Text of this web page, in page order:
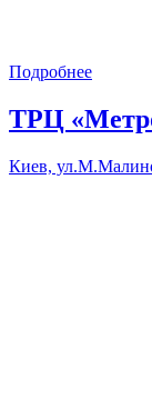
Подробнее
ТРЦ
Киев,